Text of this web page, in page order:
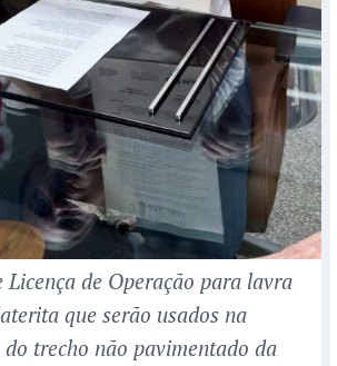
de Operação para lavra
que serão usados na
do trecho não pavimentado da